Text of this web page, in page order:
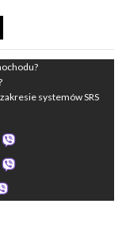
systemów SRS